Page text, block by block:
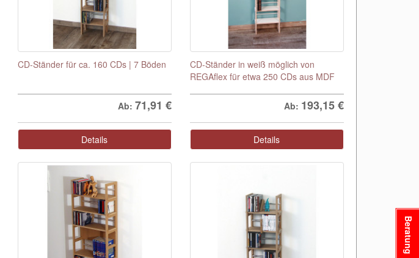
CD-Ständer für ca. 160 CDs | 7 Böden
Ab: 71,91 €
Details
CD-Ständer in weiß möglich von
REGAflex für etwa 250 CDs aus MDF
Ab: 193,15€
Details
Beratung